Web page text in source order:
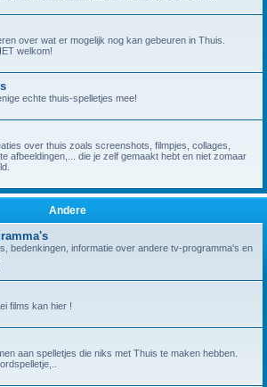
over wat er mogelijk nog kan gebeuren in Thuis.
welkom!
echte thuis-spelletjes mee!
over thuis zoals screenshots, filmpjes, collages,
afbeeldingen,... die je zelf gemaakt hebt en niet zomaar
Andere
bedenkingen, informatie over andere tv-programma's en
films kan hier !
aan spelletjes die niks met Thuis te maken hebben.